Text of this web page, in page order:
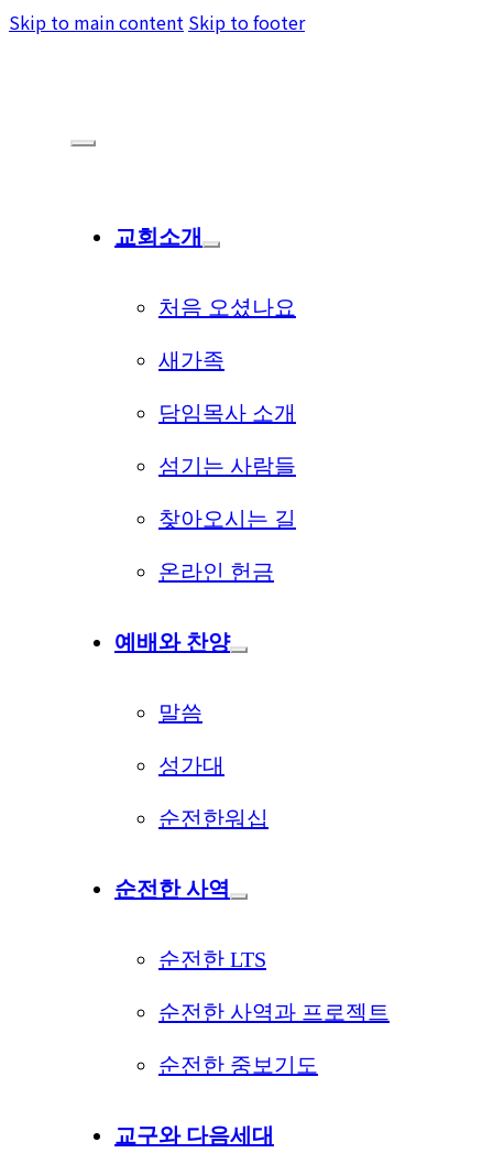
Skip to main content Skip to footer
교회소개
처음 오셨나요
새가족
담임목사 소개
섬기는 사람들
찾아오시는 길
온라인 헌금
예배와 찬양
말씀
성가대
순전한워십
순전한 사역
순전한 LTS
순전한 사역과 프로젝트
순전한 중보기도
교구와 다음세대